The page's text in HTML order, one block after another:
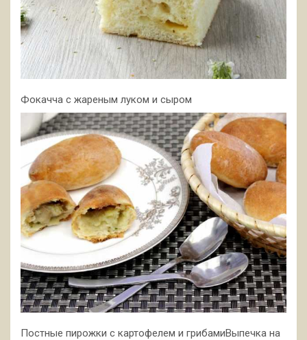
Фокачча с жареным луком и сыром
Постные пирожки с картофелем и грибамиВыпечка на